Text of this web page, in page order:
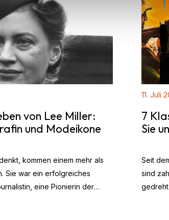
von Lee Miller:
und Modeikone
kommen einem mehr als
Sie war ein erfolgreiches
eine Pionierin der
11. Juli
7
Sie
Seit
sind